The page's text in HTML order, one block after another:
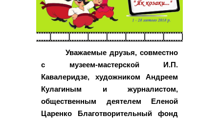
Уважаемые друзья, совместно
с музеем-мастерской И.П.
Кавалеридзе, художником Андреем
Кулагиным и журналистом,
общественным деятелем Еленой
Царенко Благотворительный фонд